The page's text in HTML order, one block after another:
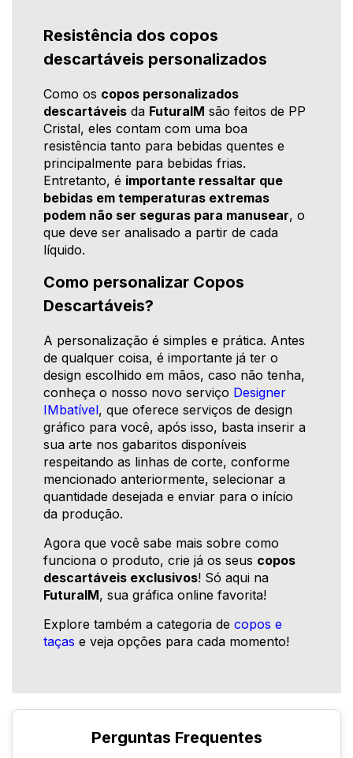
Resistência dos copos
descartáveis personalizados
Como os copos personalizados
descartáveis da FuturaIM são feitos de PP
Cristal, eles contam com uma boa
resistência tanto para bebidas quentes e
principalmente para bebidas frias.
Entretanto, é importante ressaltar que
bebidas em temperaturas extremas
podem não ser seguras para manusear, o
que deve ser analisado a partir de cada
líquido.
Como personalizar Copos
Descartáveis?
A personalização é simples e prática. Antes
de qualquer coisa, é importante já ter o
design escolhido em mãos, caso não tenha,
conheça o nosso novo serviço Designer
IMbatível, que oferece serviços de design
gráfico para você, após isso, basta inserir a
sua arte nos gabaritos disponíveis
respeitando as linhas de corte, conforme
mencionado anteriormente, selecionar a
quantidade desejada e enviar para o início
da produção.
Agora que você sabe mais sobre como
funciona o produto, crie já os seus copos
descartáveis exclusivos! Só aqui na
FuturaIM, sua gráfica online favorita!
Explore também a categoria de copos e
taças e veja opções para cada momento!
Perguntas Frequentes